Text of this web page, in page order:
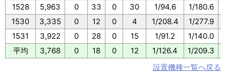
1528
5,963 0 33 0 30 1/94.6
1/180.6
1530
3,335 0 12 0 4 1/208.4
1/277.9
1531
3,922 0 28 0 15 1/91.2
1/140.0
平均
3,768 0 18 0 12 1/126.4
1/209.3
設置機種一覧へ戻る